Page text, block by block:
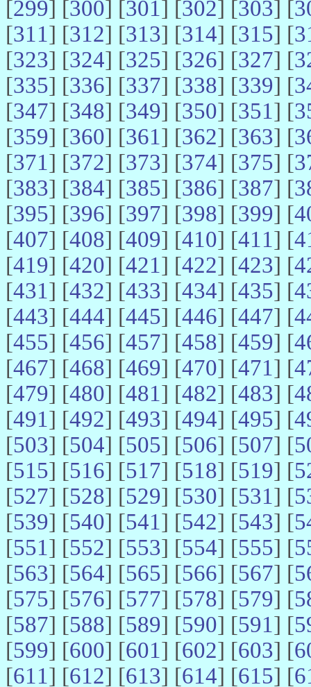
[299] [300] [301] [302] [303] [
[311] [312] [313] [314] [315] [
[323] [324] [325] [326] [327] [
[335] [336] [337] [338] [339] [
[347] [348] [349] [350] [351] [
[359] [360] [361] [362] [363] [
[371] [372] [373] [374] [375] [
[383] [384] [385] [386] [387] [
[395] [396] [397] [398] [399] [
[407] [408] [409] [410] [411] [
[419] [420] [421] [422] [423] [
[431] [432] [433] [434] [435] [
[443] [444] [445] [446] [447] [
[455] [456] [457] [458] [459] [
[467] [468] [469] [470] [471] [
[479] [480] [481] [482] [483] [
[491] [492] [493] [494] [495] [
[503] [504] [505] [506] [507] [
[515] [516] [517] [518] [519] [
[527] [528] [529] [530] [531] [
[539] [540] [541] [542] [543] [
[551] [552] [553] [554] [555] [
[563] [564] [565] [566] [567] [
[575] [576] [577] [578] [579] [
[587] [588] [589] [590] [591] [
[599] [600] [601] [602] [603] [
[611] [612] [613] [614] [615] [